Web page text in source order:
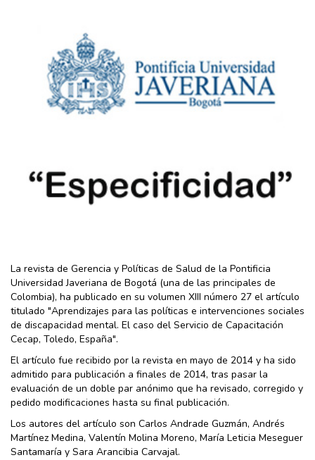
La revista de Gerencia y Políticas de Salud de la Pontificia
Universidad Javeriana de Bogotá (una de las principales de
Colombia), ha publicado en su volumen XIII número 27 el artículo
titulado "Aprendizajes para las políticas e intervenciones sociales
de discapacidad mental. El caso del Servicio de Capacitación
Cecap, Toledo, España".
El artículo fue recibido por la revista en mayo de 2014 y ha sido
admitido para publicación a finales de 2014, tras pasar la
evaluación de un doble par anónimo que ha revisado, corregido y
pedido modificaciones hasta su final publicación.
Los autores del artículo son Carlos Andrade Guzmán, Andrés
Martínez Medina, Valentín Molina Moreno, María Leticia Meseguer
Santamaría y Sara Arancibia Carvajal.